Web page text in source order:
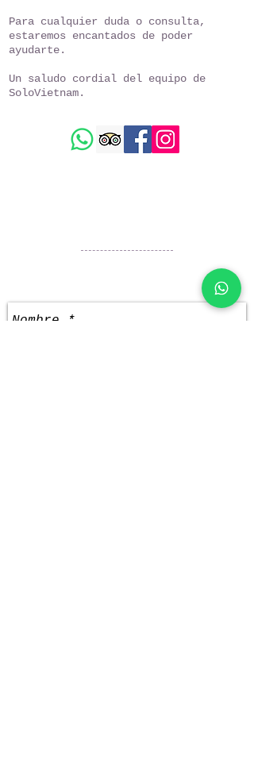
Para cualquier duda o consulta,
estaremos encantados de poder
ayudarte.
Un saludo cordial del equipo de
SoloVietnam.
También puedes escribirnos